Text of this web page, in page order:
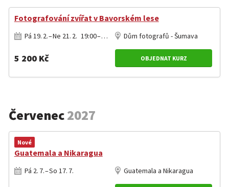
Fotografování zvířat v Bavorském lese
Pá 19. 2. – Ne 21. 2. 19:00 – 13:00 Dům fotografů - Šumava
5 200 Kč OBJEDNAT KURZ
Červenec2027
Nové
Guatemala a Nikaragua
Pá 2. 7. – So 17. 7. Guatemala a Nikaragua